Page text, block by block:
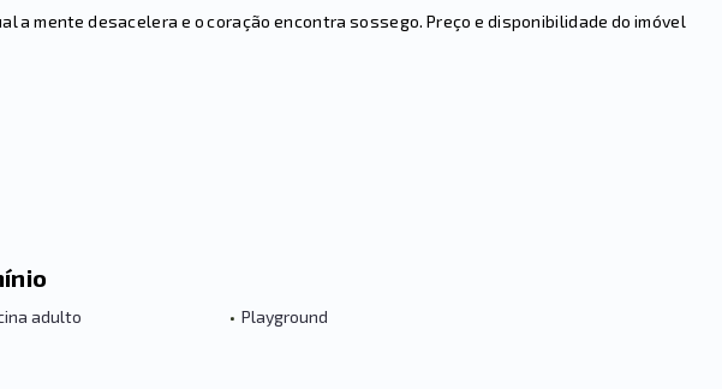
a mente desacelera e o coração encontra sossego. Preço e disponibilidade do imóvel
adulto • Playground